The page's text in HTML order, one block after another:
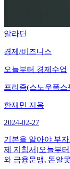
알라딘
경제/비즈니스
오늘부터 경제수업
프리즘(스노우폭스
한재민 지음
2024-02-27
기본을 알아야 부자
제 지침서[오늘부
와 금융문맹, 돈알